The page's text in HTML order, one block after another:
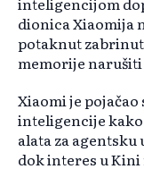
dionica Xiaomija
potaknut
memorije
Xiaomi je
inteligencije
alata za
dok interes u